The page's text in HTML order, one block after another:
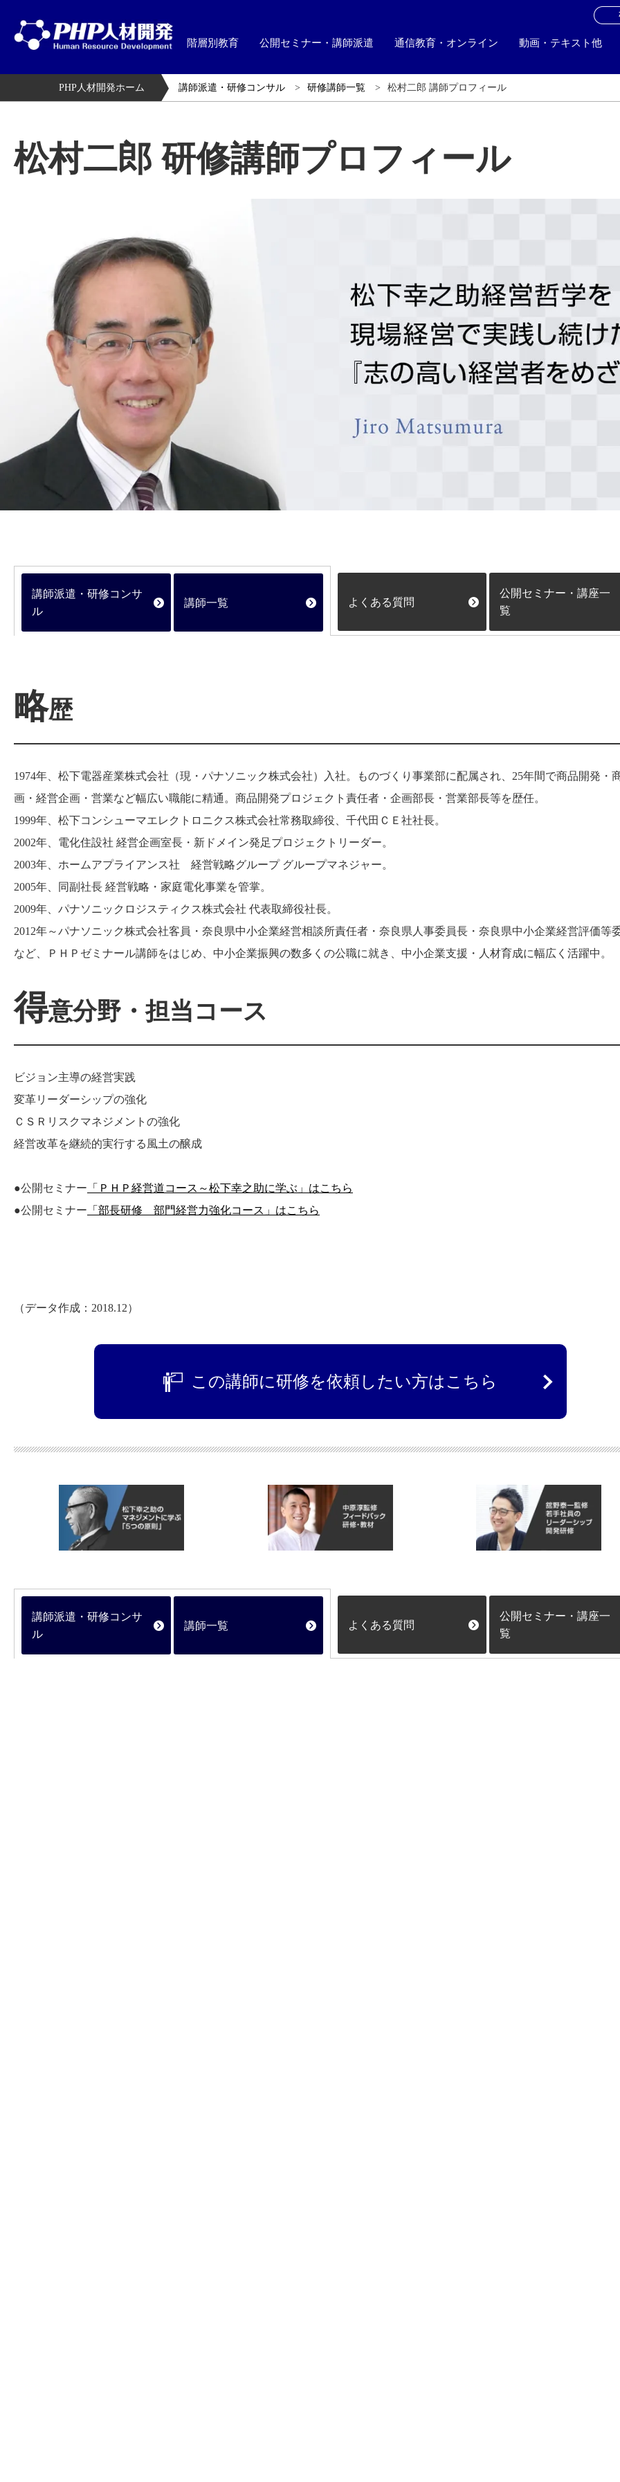
階層別教育 公開セミナー・講師派遣 通信教育・オンライン 動画・テキスト他
PHP人材開発ホーム 講師派遣・研修コンサル 研修講師一覧 松村二郎 講師プロフィール
松村二郎 研修講師プロフィール
講師派遣・研修コンサ
ル
講師一覧 よくある質問
公開セミナー・講座一
覧
略歴
1974年、松下電器産業株式会社（現・パナソニック株式会社）入社。ものづくり事業部に配属され、25年間で商品開発・
画・経営企画・営業など幅広い職能に精通。商品開発プロジェクト責任者・企画部長・営業部長等を歴任。
1999年、松下コンシューマエレクトロニクス株式会社常務取締役、千代田ＣＥ社社長。
2002年、電化住設社 経営企画室長・新ドメイン発足プロジェクトリーダー。
2003年、ホームアプライアンス社 経営戦略グループ グループマネジャー。
2005年、同副社長 経営戦略・家庭電化事業を管掌。
2009年、パナソニックロジスティクス株式会社 代表取締役社長。
2012年～パナソニック株式会社客員・奈良県中小企業経営相談所責任者・奈良県人事委員長・奈良県中小企業経営評価等
など、ＰＨＰゼミナール講師をはじめ、中小企業振興の数多くの公職に就き、中小企業支援・人材育成に幅広く活躍中。
得意分野・担当コース
ビジョン主導の経営実践
変革リーダーシップの強化
ＣＳＲリスクマネジメントの強化
経営改革を継続的実行する風土の醸成
●公開セミナー 「ＰＨＰ経営道コース～松下幸之助に学ぶ」はこちら
●公開セミナー 「部長研修 部門経営力強化コース」はこちら
（データ作成：2018.12）
この講師に研修を依頼したい方はこちら
講師派遣・研修コンサ
ル
講師一覧 よくある質問
公開セミナー・講座一
覧